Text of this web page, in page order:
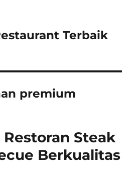
Terbaik
premium
Steak
Berkualitas